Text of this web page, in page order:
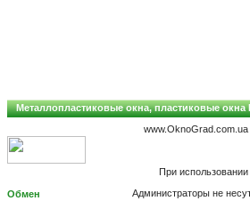
Металлопластиковые окна, пластиковые окна
При
Администраторы не
Обмен